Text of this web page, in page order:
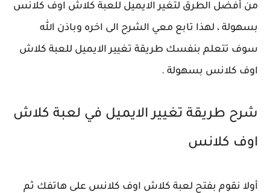
من أفضل الطرق لتغير الايميل للعبة كلاش اوف كلانس
بسهولة ، لهذا تابع معي الشرح الى اخره وباذن الله
سوف تتعلم بنفسك طريقة تغيير الايميل للعبة كلاش
اوف كلانس بسهولة .
شرح طريقة تغيير الايميل في لعبة كلاش
اوف كلانس
أولا نقوم بفتح لعبة كلاش اوف كلانس على هاتفك ثم